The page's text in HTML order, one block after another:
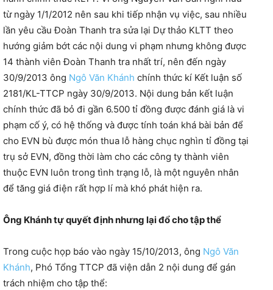
từ ngày 1/1/2012 nên sau khi tiếp nhận vụ việc, sau nhiều
lần yêu cầu Đoàn Thanh tra sửa lại Dự thảo KLTT theo
hướng giảm bớt các nội dung vi phạm nhưng không được
14 thành viên Đoàn Thanh tra nhất trí, nên đến ngày
30/9/2013 ông Ngô Văn Khánh chính thức kí Kết luận số
2181/KL-TTCP ngày 30/9/2013. Nội dung bản kết luận
chính thức đã bỏ đi gần 6.500 tỉ đồng được đánh giá là vi
phạm cố ý, có hệ thống và được tính toán khá bài bản để
cho EVN bù được món thua lỗ hàng chục nghìn tỉ đồng tại
trụ sở EVN, đồng thời làm cho các công ty thành viên
thuộc EVN luôn trong tình trạng lỗ, là một nguyên nhân
để tăng giá điện rất hợp lí mà khó phát hiện ra.
Ông Khánh tự quyết định nhưng lại đổ cho tập thể
Trong cuộc họp báo vào ngày 15/10/2013, ông Ngô Văn
Khánh, Phó Tổng TTCP đã viện dẫn 2 nội dung để gán
trách nhiệm cho tập thể: